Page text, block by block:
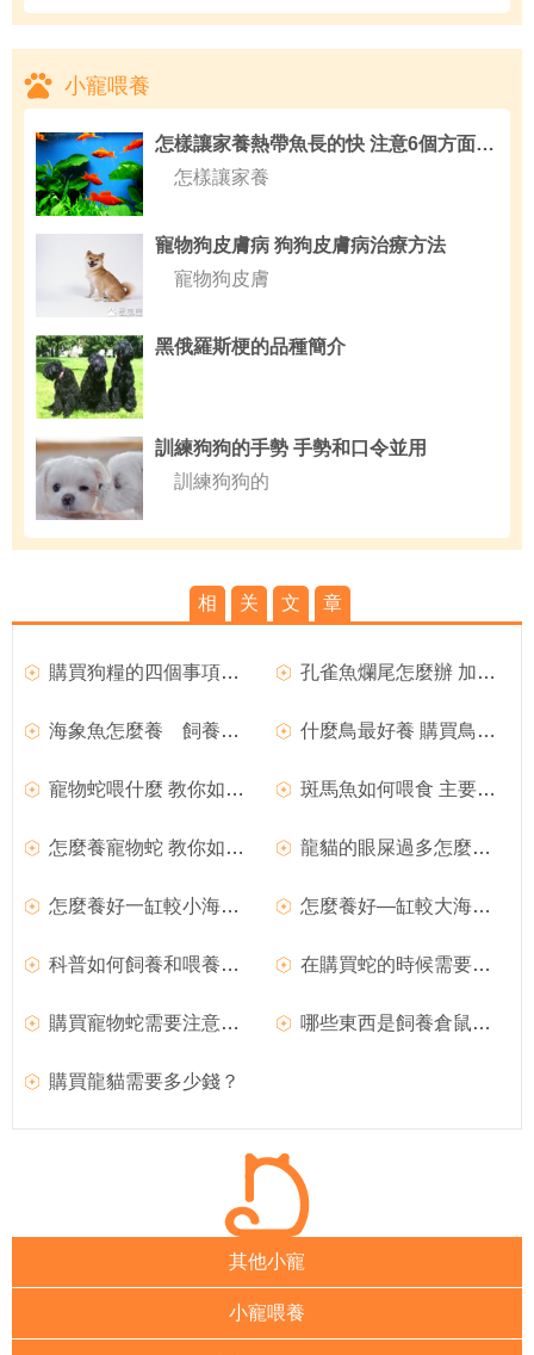
小寵喂養
怎樣讓家養熱帶魚長的快 注意6個方面的知識
怎樣讓家養
寵物狗皮膚病 狗狗皮膚病治療方法
寵物狗皮膚
黑俄羅斯梗的品種簡介
訓練狗狗的手勢 手勢和口令並用
訓練狗狗的
相 关 文 章
購買狗糧的四個事項應注意 孔雀魚爛尾怎麼辦 加強管理和喂養
海象魚怎麼養 飼養前要購買大一點的魚缸 什麼鳥最好養 購買鳥時要選健康的好鳥
寵物蛇喂什麼 教你如何飼養和喂食寵物蛇 斑馬魚如何喂食 主要是掌握喂食量和喂食時間
怎麼養寵物蛇 教你如何飼養和喂食寵物蛇 龍貓的眼屎過多怎麼辦 購買人用的氯霉素眼藥水
怎麼養好一缸較小海水魚 先購買1台充氣泵 怎麼養好—缸較大海水魚 先購買含過濾系統的缸
科普如何飼養和喂養寵物蛇 在購買蛇的時候需要注意些什麼？
購買寵物蛇需要注意哪些問題？ 哪些東西是飼養倉鼠時不需要購買的
購買龍貓需要多少錢？
其他小寵
小寵喂養